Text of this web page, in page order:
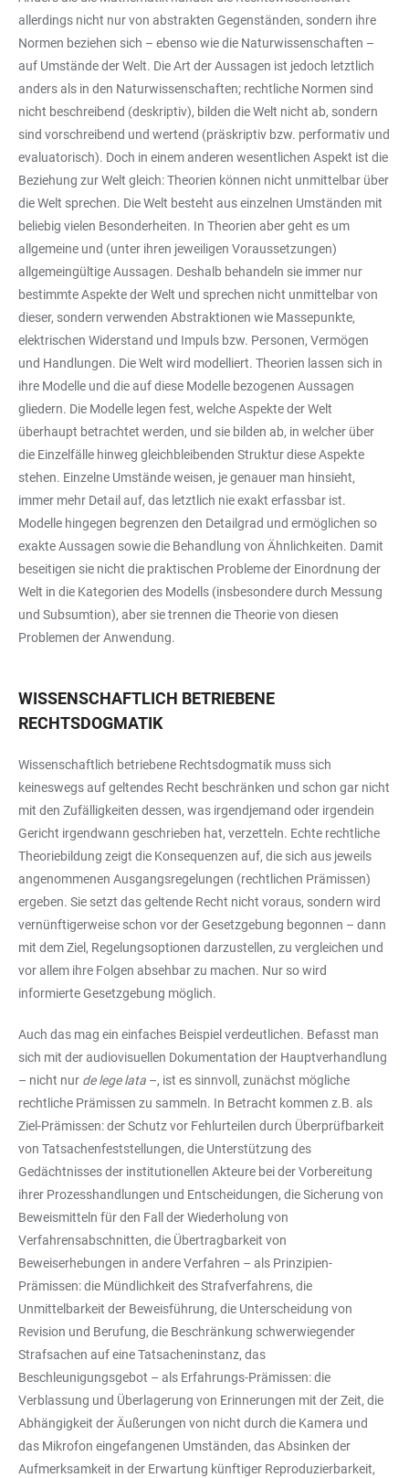
allerdings nicht nur von abstrakten Gegenständen, sondern ihre
Normen beziehen sich – ebenso wie die Naturwissenschaften –
auf Umstände der Welt. Die Art der Aussagen ist jedoch letztlich
anders als in den Naturwissenschaften; rechtliche Normen sind
nicht beschreibend (deskriptiv), bilden die Welt nicht ab, sondern
sind vorschreibend und wertend (präskriptiv bzw. performativ und
evaluatorisch). Doch in einem anderen wesentlichen Aspekt ist die
Beziehung zur Welt gleich: Theorien können nicht unmittelbar über
die Welt sprechen. Die Welt besteht aus einzelnen Umständen mit
beliebig vielen Besonderheiten. In Theorien aber geht es um
allgemeine und (unter ihren jeweiligen Voraussetzungen)
allgemeingültige Aussagen. Deshalb behandeln sie immer nur
bestimmte Aspekte der Welt und sprechen nicht unmittelbar von
dieser, sondern verwenden Abstraktionen wie Massepunkte,
elektrischen Widerstand und Impuls bzw. Personen, Vermögen
und Handlungen. Die Welt wird modelliert. Theorien lassen sich in
ihre Modelle und die auf diese Modelle bezogenen Aussagen
gliedern. Die Modelle legen fest, welche Aspekte der Welt
überhaupt betrachtet werden, und sie bilden ab, in welcher über
die Einzelfälle hinweg gleichbleibenden Struktur diese Aspekte
stehen. Einzelne Umstände weisen, je genauer man hinsieht,
immer mehr Detail auf, das letztlich nie exakt erfassbar ist.
Modelle hingegen begrenzen den Detailgrad und ermöglichen so
exakte Aussagen sowie die Behandlung von Ähnlichkeiten. Damit
beseitigen sie nicht die praktischen Probleme der Einordnung der
Welt in die Kategorien des Modells (insbesondere durch Messung
und Subsumtion), aber sie trennen die Theorie von diesen
Problemen der Anwendung.
WISSENSCHAFTLICH BETRIEBENE
RECHTSDOGMATIK
Wissenschaftlich betriebene Rechtsdogmatik muss sich
keineswegs auf geltendes Recht beschränken und schon gar nicht
mit den Zufälligkeiten dessen, was irgendjemand oder irgendein
Gericht irgendwann geschrieben hat, verzetteln. Echte rechtliche
Theoriebildung zeigt die Konsequenzen auf, die sich aus jeweils
angenommenen Ausgangsregelungen (rechtlichen Prämissen)
ergeben. Sie setzt das geltende Recht nicht voraus, sondern wird
vernünftigerweise schon vor der Gesetzgebung begonnen – dann
mit dem Ziel, Regelungsoptionen darzustellen, zu vergleichen und
vor allem ihre Folgen absehbar zu machen. Nur so wird
informierte Gesetzgebung möglich.
Auch das mag ein einfaches Beispiel verdeutlichen. Befasst man
sich mit der audiovisuellen Dokumentation der Hauptverhandlung
– nicht nur de lege lata –, ist es sinnvoll, zunächst mögliche
rechtliche Prämissen zu sammeln. In Betracht kommen z.B. als
Ziel-Prämissen: der Schutz vor Fehlurteilen durch Überprüfbarkeit
von Tatsachenfeststellungen, die Unterstützung des
Gedächtnisses der institutionellen Akteure bei der Vorbereitung
ihrer Prozesshandlungen und Entscheidungen, die Sicherung von
Beweismitteln für den Fall der Wiederholung von
Verfahrensabschnitten, die Übertragbarkeit von
Beweiserhebungen in andere Verfahren – als Prinzipien-
Prämissen: die Mündlichkeit des Strafverfahrens, die
Unmittelbarkeit der Beweisführung, die Unterscheidung von
Revision und Berufung, die Beschränkung schwerwiegender
Strafsachen auf eine Tatsacheninstanz, das
Beschleunigungsgebot – als Erfahrungs-Prämissen: die
Verblassung und Überlagerung von Erinnerungen mit der Zeit, die
Abhängigkeit der Äußerungen von nicht durch die Kamera und
das Mikrofon eingefangenen Umständen, das Absinken der
Aufmerksamkeit in der Erwartung künftiger Reproduzierbarkeit,